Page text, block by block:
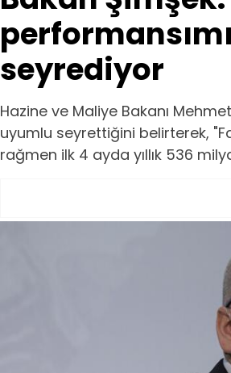
seyrediyor
Hazine ve Maliye Bakanı
uyumlu seyrettiğini belirterek,
rağmen ilk 4 ayda yıllık 536